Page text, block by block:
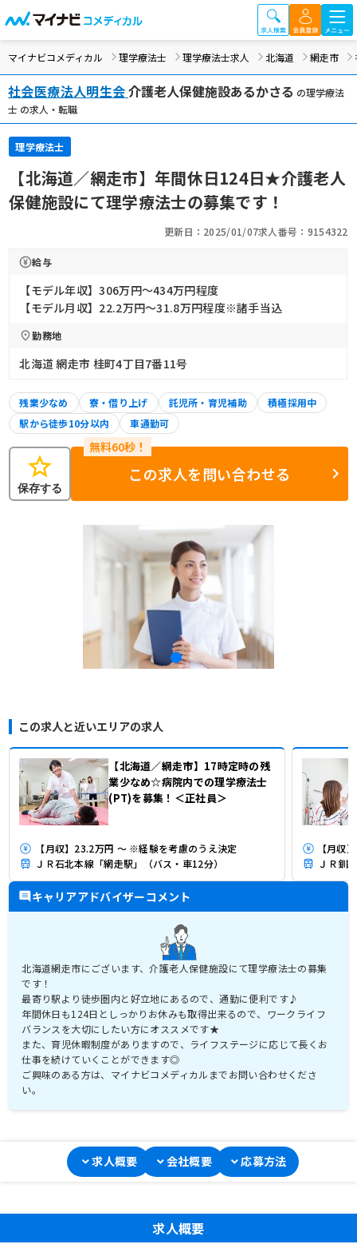
マイナビコメディカル 理学療法士 理学療法士求人 北海道 網走市
社会医療法人明生会介護老人保健施設あるかさる の理学療法
士 の求人・転職
理学療法士
【北海道／網走市】年間休日124日★介護老人
保健施設にて理学療法士の募集です！
更新日：2025/01/07求人番号：9154322
給与
【モデル年収】306万円〜434万円程度
【モデル月収】22.2万円〜31.8万円程度※諸手当込
勤務地
北海道 網走市 桂町4丁目7番11号
残業少なめ 寮・借り上げ 託児所・育児補助
積極採用中
駅から徒歩10分以内
車通勤可
star
保存する
この求人を問い合わせる
この求人と近いエリアの求人
【北海道／網走市】17時定時の残
業少なめ☆病院内での理学療法士
(PT)を募集！＜正社員＞
【月収】23.2万円 ～ ※経験を考慮のうえ決定
ＪＲ石北本線「網走駅」（バス・車12分）
ＪＲ釧
キャリアアドバイザーコメント
北海道網走市にございます、介護老人保健施設にて理学療法士の募集
です！
最寄り駅より徒歩圏内と好立地にあるので、通勤に便利です♪
年間休日も124日としっかりお休みも取得出来るので、ワークライフ
バランスを大切にしたい方にオススメです★
また、育児休暇制度がありますので、ライフステージに応じて長くお
仕事を続けていくことができます◎
ご興味のある方は、マイナビコメディカルまでお問い合わせくださ
い。
求人概要 会社概要 応募方法
求人概要